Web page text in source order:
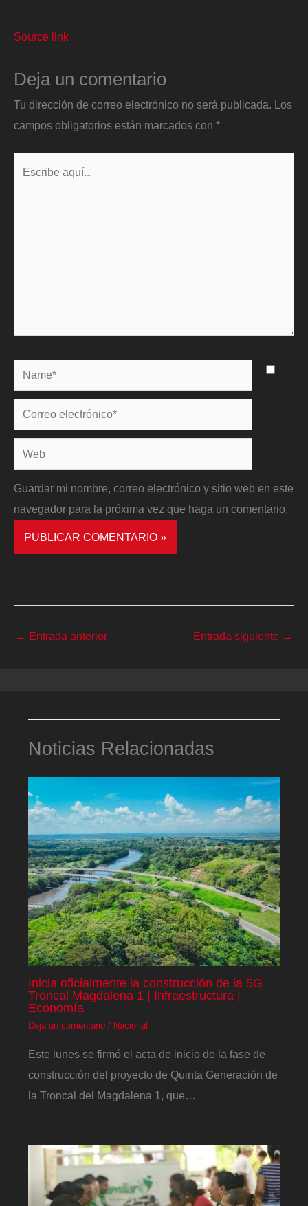
Source link
Deja un comentario
Tu dirección de correo electrónico no será publicada. Los
campos obligatorios están marcados con *
Name*
Correo
electrónico*
Web
Guardar mi nombre, correo electrónico y sitio web en este
navegador para la próxima vez que haga un comentario.
← Entrada anterior Entrada siguiente →
Noticias Relacionadas
Inicia oficialmente la construcción de la 5G
Troncal Magdalena 1 | Infraestructura |
Economía
Deja un comentario / Nacional
Este lunes se firmó el acta de inicio de la fase de
construcción del proyecto de Quinta Generación de
la Troncal del Magdalena 1, que…